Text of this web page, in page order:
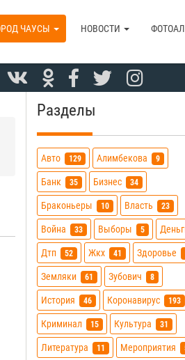
ЧАУСЫ НОВОСТИ
Разделы
Авто 129 Алимбекова 9
Банк 35 Бизнес 34
Браконьеры 10 Власть 23
Война 33 Выборы 5
Дтп 52 Жкх 41 Здоровье
Земляки 61 Зубович 8
История 46 Коронавирус 193
Криминал 15 Культура 31
Литература 11 Мероприятия